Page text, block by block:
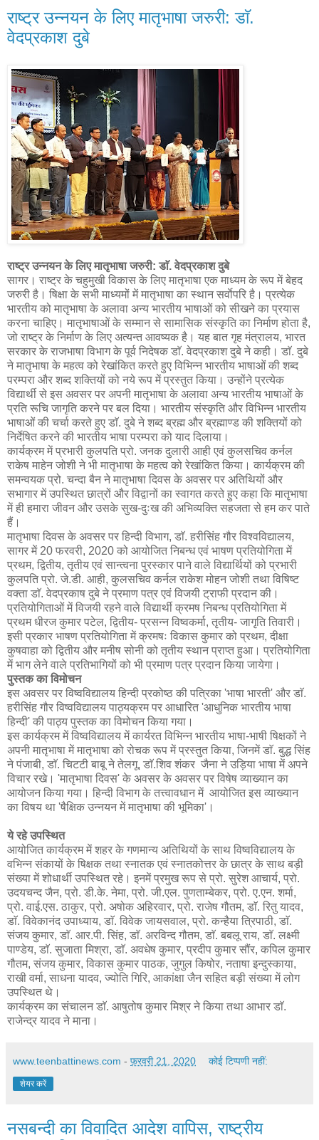
राष्ट्र उन्नयन के लिए मातृभाषा जरुरी: डाॅ.
वेदप्रकाश दुबे
राष्ट्र उन्नयन के लिए मातृभाषा जरुरी: डाॅ. वेदप्रकाश दुबे
सागर। राष्ट्र के चहुमुखी विकास के लिए मातृभाषा एक माध्यम के रूप में बेहद
जरुरी है। षिक्षा के सभी माध्यमों में मातृभाषा का स्थान सर्वाेपरि है। प्रत्येक
भारतीय को मातृभाषा के अलावा अन्य भारतीय भाषाओं को सीखने का प्रयास
करना चाहिए। मातृभाषाओं के सम्मान से सामासिक संस्कृति का निर्माण होता है,
जो राष्ट्र के निर्माण के लिए अत्यन्त आवष्यक है। यह बात गृह मंत्रालय, भारत
सरकार के राजभाषा विभाग के पूर्व निदेषक डाॅ. वेदप्रकाश दुबे ने कही। डाॅ. दुबे
ने मातृभाषा के महत्व को रेखांकित करते हुए विभिन्न भारतीय भाषाओं की शब्द
परम्परा और शब्द शक्तियों को नये रूप में प्रस्तुत किया। उन्होंने प्रत्येक
विद्यार्थी से इस अवसर पर अपनी मातृभाषा के अलावा अन्य भारतीय भाषाओं के
प्रति रूचि जागृति करने पर बल दिया। भारतीय संस्कृति और विभिन्न भारतीय
भाषाओं की चर्चा करते हुए डाॅ. दुबे ने शब्द ब्रह्म और ब्रह्माण्ड की शक्तियों को
निर्देषित करने की भारतीय भाषा परम्परा को याद दिलाया।
कार्यक्रम में प्रभारी कुलपति प्रो. जनक दुलारी आही एवं कुलसचिव कर्नल
राकेष माहेन जोशी ने भी मातृभाषा के महत्व को रेखांकित किया। कार्यक्रम की
समन्वयक प्रो. चन्दा बैन ने मातृभाषा दिवस के अवसर पर अतिथियों और
सभागार में उपस्थित छात्रों और विद्वानों का स्वागत करते हुए कहा कि मातृभाषा
में ही हमारा जीवन और उसके सुख-दुःख की अभिव्यक्ति सहजता से हम कर पाते
हैं।
मातृभाषा दिवस के अवसर पर हिन्दी विभाग, डाॅ. हरीसिंह गौर विश्वविद्यालय,
सागर में 20 फरवरी, 2020 को आयोजित निबन्ध एवं भाषण प्रतियोगिता में
प्रथम, द्वितीय, तृतीय एवं सान्त्वना पुरस्कार पाने वाले विद्यार्थियों को प्रभारी
कुलपति प्रो. जे.डी. आही, कुलसचिव कर्नल राकेश मोहन जोशी तथा विषिष्ट
वक्ता डाॅ. वेदप्रकाष दुबे ने प्रमाण पत्र एवं विजयी ट्राफी प्रदान की।
प्रतियोगिताओं में विजयी रहने वाले विद्यार्थी क्रमष निबन्ध प्रतियोगिता में
प्रथम धीरज कुमार पटेल, द्वितीय- प्रसन्न विष्वकर्मा, तृतीय- जागृति तिवारी।
इसी प्रकार भाषण प्रतियोगिता में क्रमषः विकास कुमार को प्रथम, दीक्षा
कुषवाहा को द्वितीय और मनीष सोनी को तृतीय स्थान प्राप्त हुआ। प्रतियोगिता
में भाग लेने वाले प्रतिभागियों को भी प्रमाण पत्र प्रदान किया जायेगा।
पुस्तक का विमोचन
इस अवसर पर विष्वविद्यालय हिन्दी प्रकोष्ठ की पत्रिका 'भाषा भारती' और डाॅ.
हरीसिंह गौर विष्वविद्यालय पाठ्यक्रम पर आधारित 'आधुनिक भारतीय भाषा
हिन्दी' की पाठ्य पुस्तक का विमोचन किया गया।
इस कार्यक्रम में विष्वविद्यालय में कार्यरत विभिन्न भारतीय भाषा-भाषी षिक्षकों ने
अपनी मातृभाषा में मातृभाषा को रोचक रूप में प्रस्तुत किया, जिनमें डाॅ. बुद्ध सिंह
ने पंजाबी, डाॅ. चिटटी बाबू ने तेलगू, डाॅ.शिव शंकर जैना ने उड़िया भाषा में अपने
विचार रखे। 'मातृभाषा दिवस' के अवसर के अवसर पर विषेष व्याख्यान का
आयोजन किया गया। हिन्दी विभाग के तत्त्वावधान में आयोजित इस व्याख्यान
का विषय था 'षैक्षिक उन्नयन में मातृभाषा की भूमिका'।
ये रहे उपस्थित
आयोजित कार्यक्रम में शहर के गणमान्य अतिथियों के साथ विष्वविद्यालय के
वभिन्न संकायों के षिक्षक तथा स्नातक एवं स्नातकोत्तर के छात्र के साथ बड़ी
संख्या में शोधार्थी उपस्थित रहे। इनमें प्रमुख रूप से प्रो. सुरेश आचार्य, प्रो.
उदयचन्द जैन, प्रो. डी.के. नेमा, प्रो. जी.एल. पुणताम्बेकर, प्रो. ए.एन. शर्मा,
प्रो. वाई.एस. ठाकुर, प्रो. अषोक अहिरवार, प्रो. राजेष गौतम, डाॅ. रितु यादव,
डाॅ. विवेकानंद उपाध्याय, डाॅ. विवेक जायसवाल, प्रो. कन्हैया त्रिपाठी, डाॅ.
संजय कुमार, डाॅ. आर.पी. सिंह, डाॅ. अरविन्द गौतम, डाॅ. बबलू राय, डाॅ. लक्ष्मी
पाण्डेय, डाॅ. सुजाता मिश्रा, डाॅ. अवधेष कुमार, प्रदीप कुमार सौंर, कपिल कुमार
गौतम, संजय कुमार, विकास कुमार पाठक, जुगुल किषोर, नताषा इन्दुस्काया,
राखी वर्मा, साधना यादव, ज्योति गिरि, आकांक्षा जैन सहित बड़ी संख्या में लोग
उपस्थित थे।
कार्यक्रम का संचालन डाॅ. आषुतोष कुमार मिश्र ने किया तथा आभार डाॅ.
राजेन्द्र यादव ने माना।
www.teenbattinews.com - फ़रवरी 21, 2020 कोई टिप्पणी नहीं:
शेयर करें
नसबन्दी का विवादित आदेश वापिस, राष्ट्रीय